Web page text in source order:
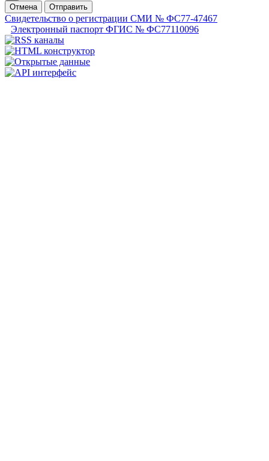
Отмена
Отправить
Свидетельство о регистрации СМИ № ФС77-47467
Электронный паспорт ФГИС № ФС77110096